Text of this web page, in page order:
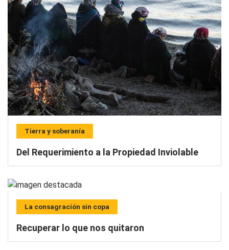
Tierra y soberanía
Del Requerimiento a la Propiedad Inviolable
La consagración sin copa
Recuperar lo que nos quitaron